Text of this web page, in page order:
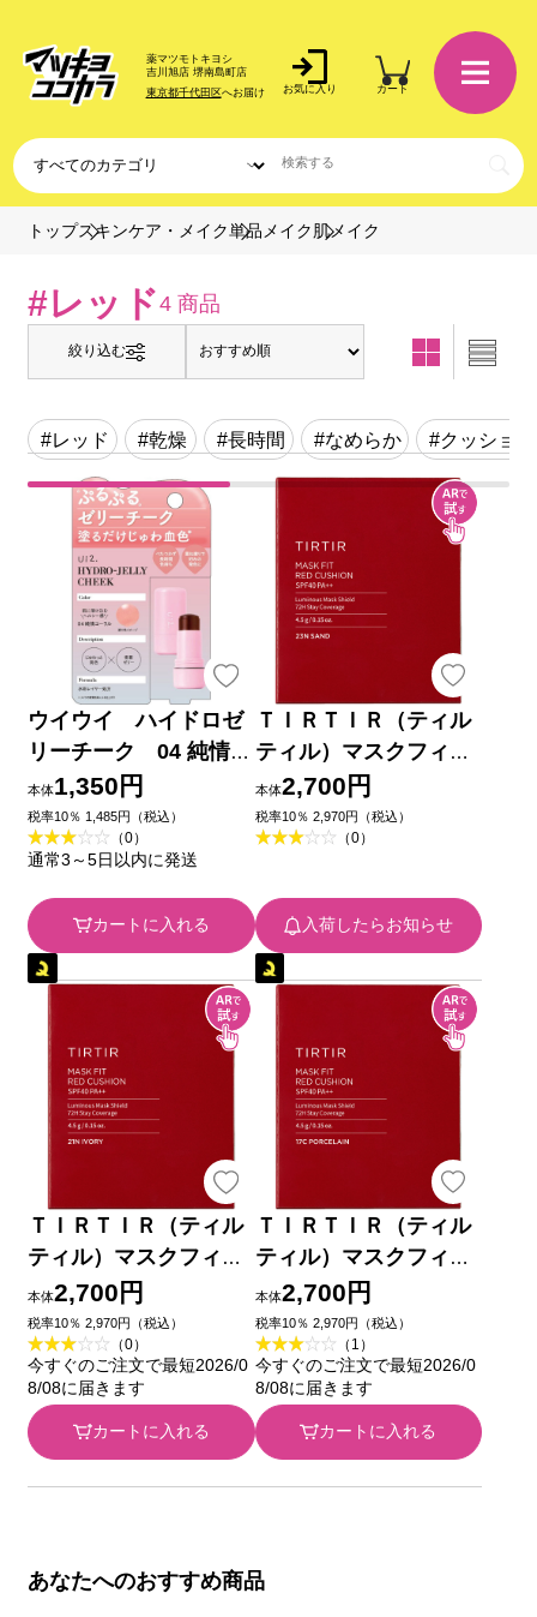
薬マツモトキヨシ
吉川旭店 堺南島町店
東京都千代田区へお届け お気に入り カート
トップスキンケア・メイク単品メイク 肌メイク
#レッド4 商品
絞り込む
#レッド #乾燥 #長時間 #なめらか #クッション
ウイウイ ハイドロゼ
リーチーク 04 純情コ
ーラル ＿ ｂ＆ｗ
本体1,350円
税率10％ 1,485円（税込）
（0）
通常3～5日以内に発送
カートに入れる
ＴＩＲＴＩＲ（ティル
ティル）マスクフィッ
トレッドクッション ２
３Ｎ １８ｇ Ｇｏｏｄ
ａｉ Ｇｌｏｂａｌ
本体2,700円
税率10％ 2,970円（税込）
（0）
入荷したらお知らせ
ＴＩＲＴＩＲ（ティル
ティル）マスクフィッ
トレッドクッション ２
１Ｎ １８ｇ Ｇｏｏｄ
ａｉ Ｇｌｏｂａｌ
Ｊａｐａｎ
本体2,700円
税率10％ 2,970円（税込）
（0）
今すぐのご注文で最短2026/0
8/08に届きます
カートに入れる
ＴＩＲＴＩＲ（ティル
ティル）マスクフィッ
トレッドクッション １
７Ｃ １８ｇ Ｇｏｏｄ
ａｉ Ｇｌｏｂａｌ
Ｊａｐａｎ
本体2,700円
税率10％ 2,970円（税込）
（1）
今すぐのご注文で最短2026/0
8/08に届きます
カートに入れる
あなたへのおすすめ商品